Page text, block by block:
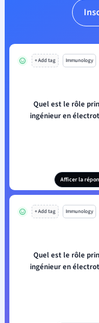
+ Add tag Immunology
Quel est le rôle
ingénieur en
Afficer la
+ Add tag Immunology
Quel est le rôle
ingénieur en